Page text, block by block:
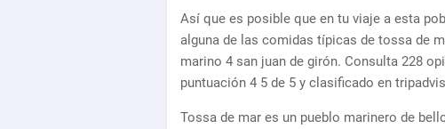
Así que es posible que en tu viaje a esta
alguna de las comidas típicas de tossa de
marino 4 san juan de girón. Consulta 228
puntuación 4 5 de 5 y clasificado en
Tossa de mar es un pueblo marinero de